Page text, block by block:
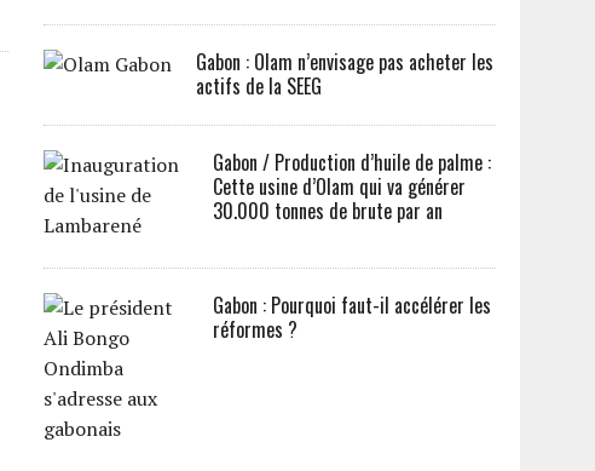
Gabon : Olam n’envisage pas acheter les
actifs de la SEEG
Gabon / Production d’huile de palme :
Cette usine d’Olam qui va générer
30.000 tonnes de brute par an
Gabon : Pourquoi faut-il accélérer les
réformes ?